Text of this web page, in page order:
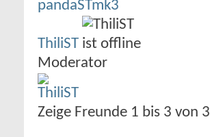
ThiliST
Moderator
Zeige Freunde 1 bis 3 von 3